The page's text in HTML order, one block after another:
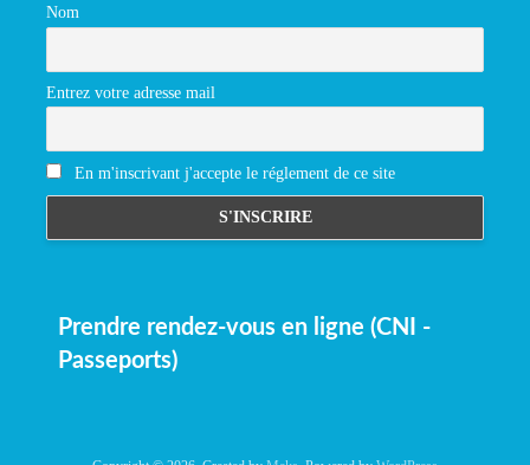
Nom
Entrez votre adresse mail
En m'inscrivant j'accepte le réglement de ce site
Prendre rendez-vous en ligne (CNI -
Passeports)